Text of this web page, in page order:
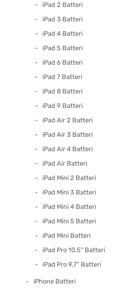
iPad 2 Batteri
iPad 3 Batteri
iPad 4 Batteri
iPad 5 Batteri
iPad 6 Batteri
iPad 7 Batteri
iPad 8 Batteri
iPad 9 Batteri
iPad Air 2 Batteri
iPad Air 3 Batteri
iPad Air 4 Batteri
iPad Air Batteri
iPad Mini 2 Batteri
iPad Mini 3 Batteri
iPad Mini 4 Batteri
iPad Mini 5 Batteri
iPad Mini Batteri
iPad Pro 10.5" Batteri
iPad Pro 9.7" Batteri
iPhone Batteri